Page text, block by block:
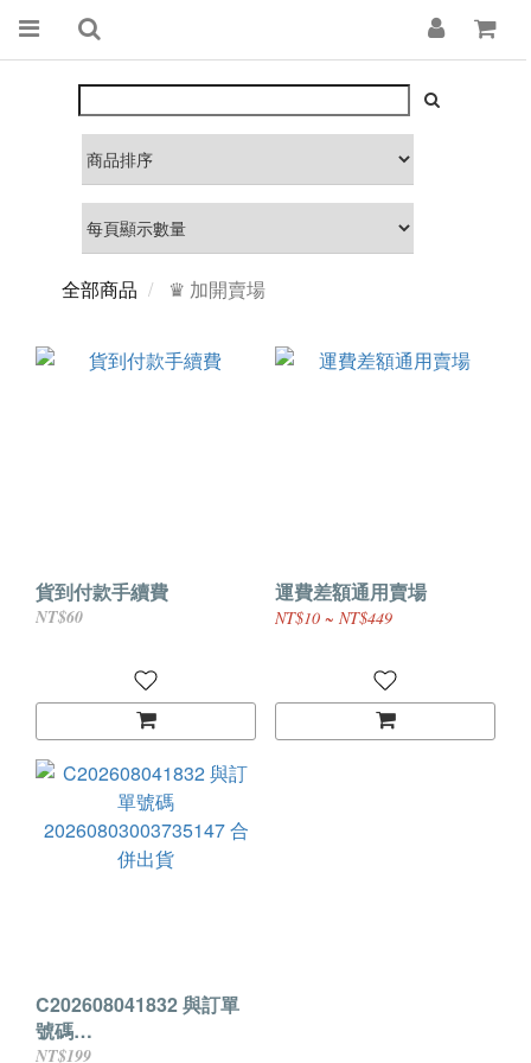
全部商品 ♛ 加開賣場
貨到付款手續費
NT$60
運費差額通用賣場
NT$10 ~ NT$449
C202608041832 與訂單
號碼
20260803003735147 合
NT$199